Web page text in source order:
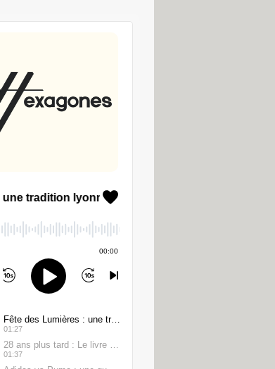
quel âge il ou elle a. Et
contextualisée, en